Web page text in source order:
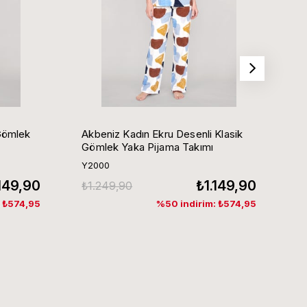
Akbeniz Kadın Ekru Desenli Klasik
Gömlek Yaka Pijama Takımı
Y2000
₺1.149,90
₺1.249,90
%50 indirim: ₺574,95